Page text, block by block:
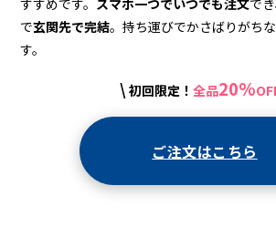
ク
リ
すすめです。 スマホ一つでいつでも注文で
で玄関先で完結。持ち運びでかさばりがちな
す。
\ 初回限定！ 全品20%
ご注文はこちら